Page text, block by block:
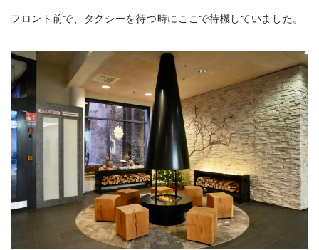
フロント前で、タクシーを待つ時にここで待機していました。